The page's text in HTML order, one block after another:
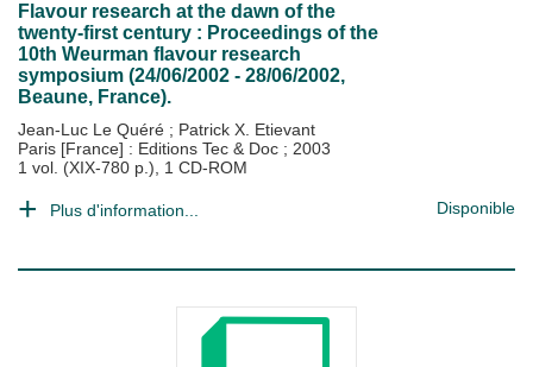
Flavour research at the dawn of the
twenty-first century : Proceedings of the
10th Weurman flavour research
symposium (24/06/2002 - 28/06/2002,
Beaune, France).
Jean-Luc Le Quéré ; Patrick X. Etievant
Paris [France] : Editions Tec & Doc ; 2003
1 vol. (XIX-780 p.), 1 CD-ROM
Plus d'information... Disponible